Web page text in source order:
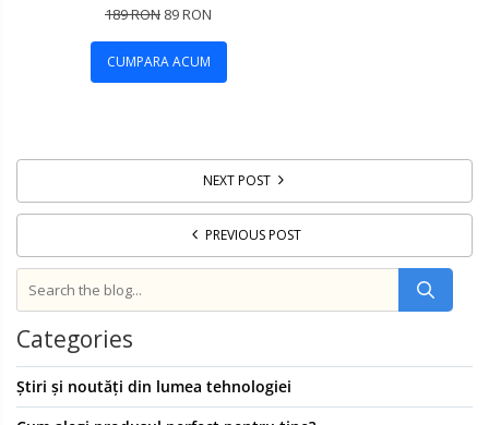
189 RON 89 RON
CUMPARA ACUM
NEXT POST
PREVIOUS POST
Categories
Știri și noutăți din lumea tehnologiei